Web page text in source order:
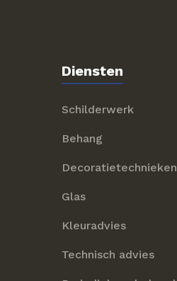
Diensten
Schilderwerk
Behang
Decoratietechnieken
Glas
Kleuradvies
Technisch advies